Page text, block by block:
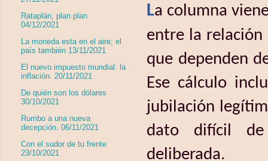
La columna
entre la relación
que dependen
Ese cálculo
jubilación
dato difícil de
deliberada.
Rataplán, plan plan
04/12/2021
La moneda esta en el aire; el
país también 13/11/2021
El nuevo impuesto mundial: la
inflación. 20/11/2021
De quién son los dólares
30/10/2021
Rumbo a una nueva
decepción. 06/11/2021
Con el sudor de tu frente
23/10/2021